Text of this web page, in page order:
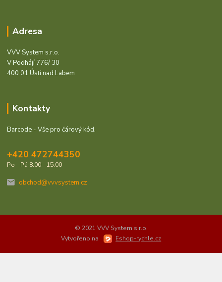
Adresa
VVV System s.r.o.
V Podhájí 776/ 30
400 01 Ústí nad Labem
Kontakty
Barcode - Vše pro čárový kód.
+420 472744350
Po - Pá 8:00 - 15:00
obchod@vvvsystem.cz
© 2021 VVV System s.r.o.
Vytvořeno na
Eshop-rychle.cz